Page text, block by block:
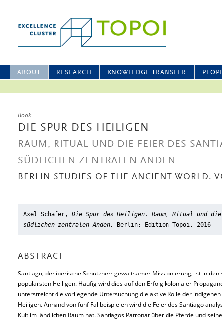
ABOUT RESEARCH KNOWLEDGE TRANSFER
Book
DIE SPUR DES HEILIGEN
RAUM, RITUAL UND DIE FEIER DES
SÜDLICHEN ZENTRALEN ANDEN
BERLIN STUDIES OF THE ANCIENT WORLD.
Axel Schäfer, Die Spur des Heiligen. Raum, Ritual und
südlichen zentralen Anden, Berlin: Edition Topoi, 2016
ABSTRACT
Santiago, der iberische Schutzherr gewaltsamer Missionierung, ist in
populärsten Heiligen. Häufig wird dies auf den Erfolg kolonialer
unterstreicht die vorliegende Untersuchung die aktive Rolle der
Heiligen. Anhand von fünf Fallbeispielen wird die Feier des Santiago
Kult im ländlichen Raum hat. Santiagos Patronat über die Pferde und